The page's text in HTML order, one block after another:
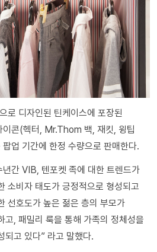
로 디자인된 틴케이스에 포장된
콘(헥터, Mr.Thom 백, 재킷, 윙팁
업 기간에 한정 수량으로 판매한다.
년간 VIB, 텐포켓 족에 대한 트렌드가
소비자 태도가 긍정적으로 형성되고
선호도가 높은 젊은 층의 부모가
고, 패밀리 룩을 통해 가족의 정체성을
되고 있다” 라고 말했다.